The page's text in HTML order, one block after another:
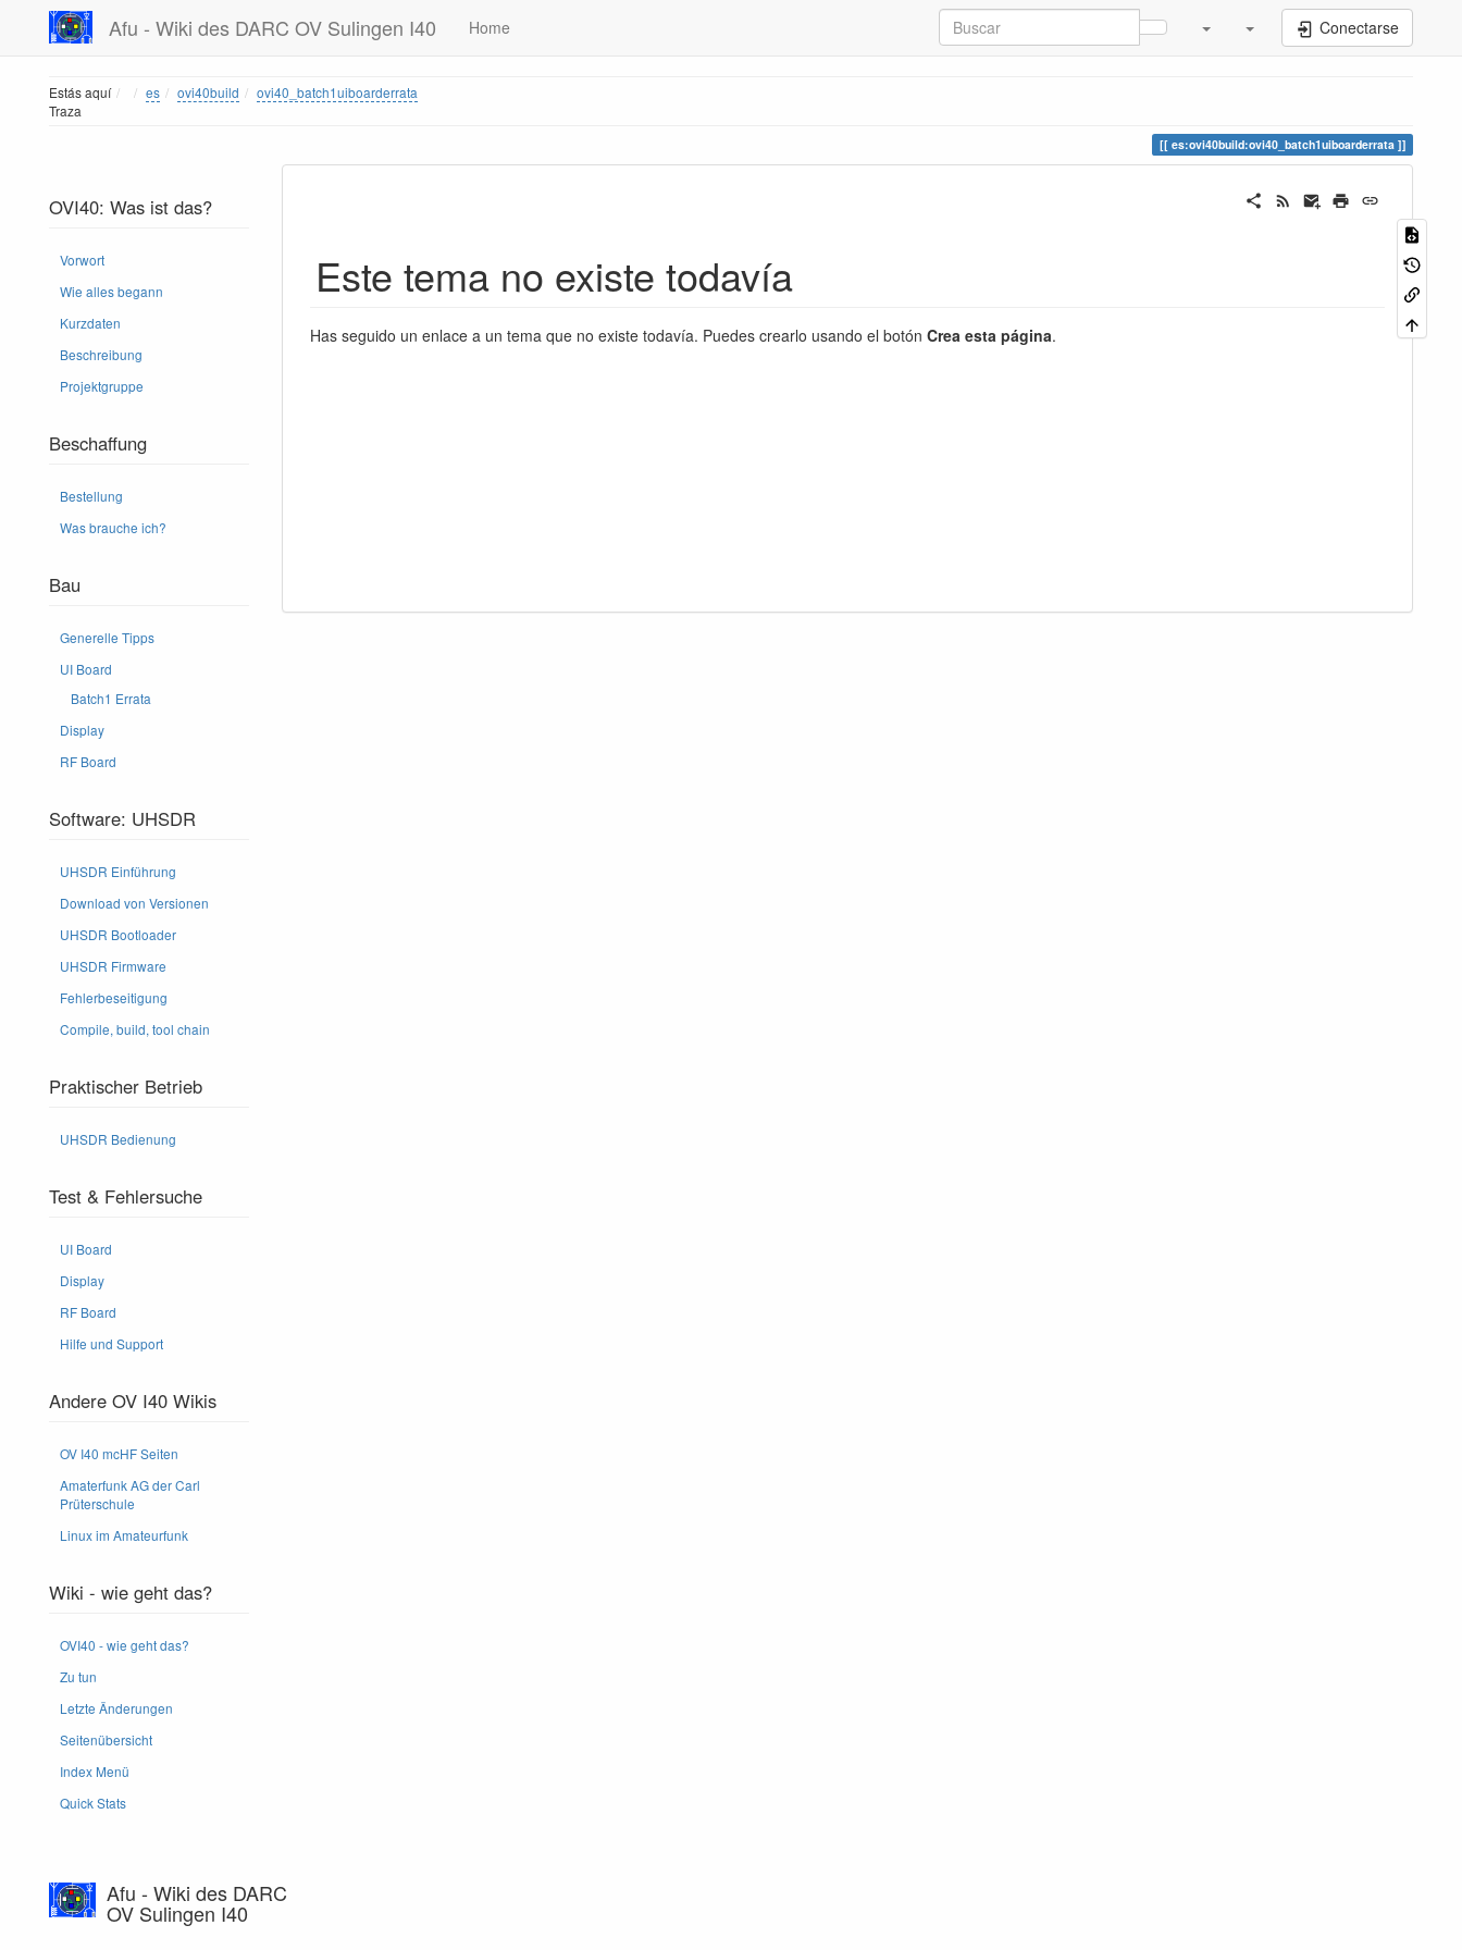
Afu - Wiki des DARC OV Sulingen I40 Home Conectarse
Estás aquí Home
es ovi40build
ovi40_batch1uiboarderrata
Traza
es:ovi40build:ovi40_batch1uiboarderrata
OVI40: Was ist das?
Vorwort
Wie alles begann
Kurzdaten
Beschreibung
Projektgruppe
Beschaffung
Bestellung
Was brauche ich?
Bau
Generelle Tipps
UI Board
Batch1 Errata
Display
RF Board
Software: UHSDR
UHSDR Einführung
Download von Versionen
UHSDR Bootloader
UHSDR Firmware
Fehlerbeseitigung
Compile, build, tool chain
Praktischer Betrieb
UHSDR Bedienung
Test & Fehlersuche
UI Board
Display
RF Board
Hilfe und Support
Andere OV I40 Wikis
OV I40 mcHF Seiten
Amaterfunk AG der Carl
Prüterschule
Linux im Amateurfunk
Wiki - wie geht das?
OVI40 - wie geht das?
Zu tun
Letzte Änderungen
Seitenübersicht
Index Menü
Quick Stats
Este tema no existe todavía
Has seguido un enlace a un tema que no existe todavía. Puedes crearlo usando el botón Crea esta página.
Afu - Wiki des DARC
OV Sulingen I40